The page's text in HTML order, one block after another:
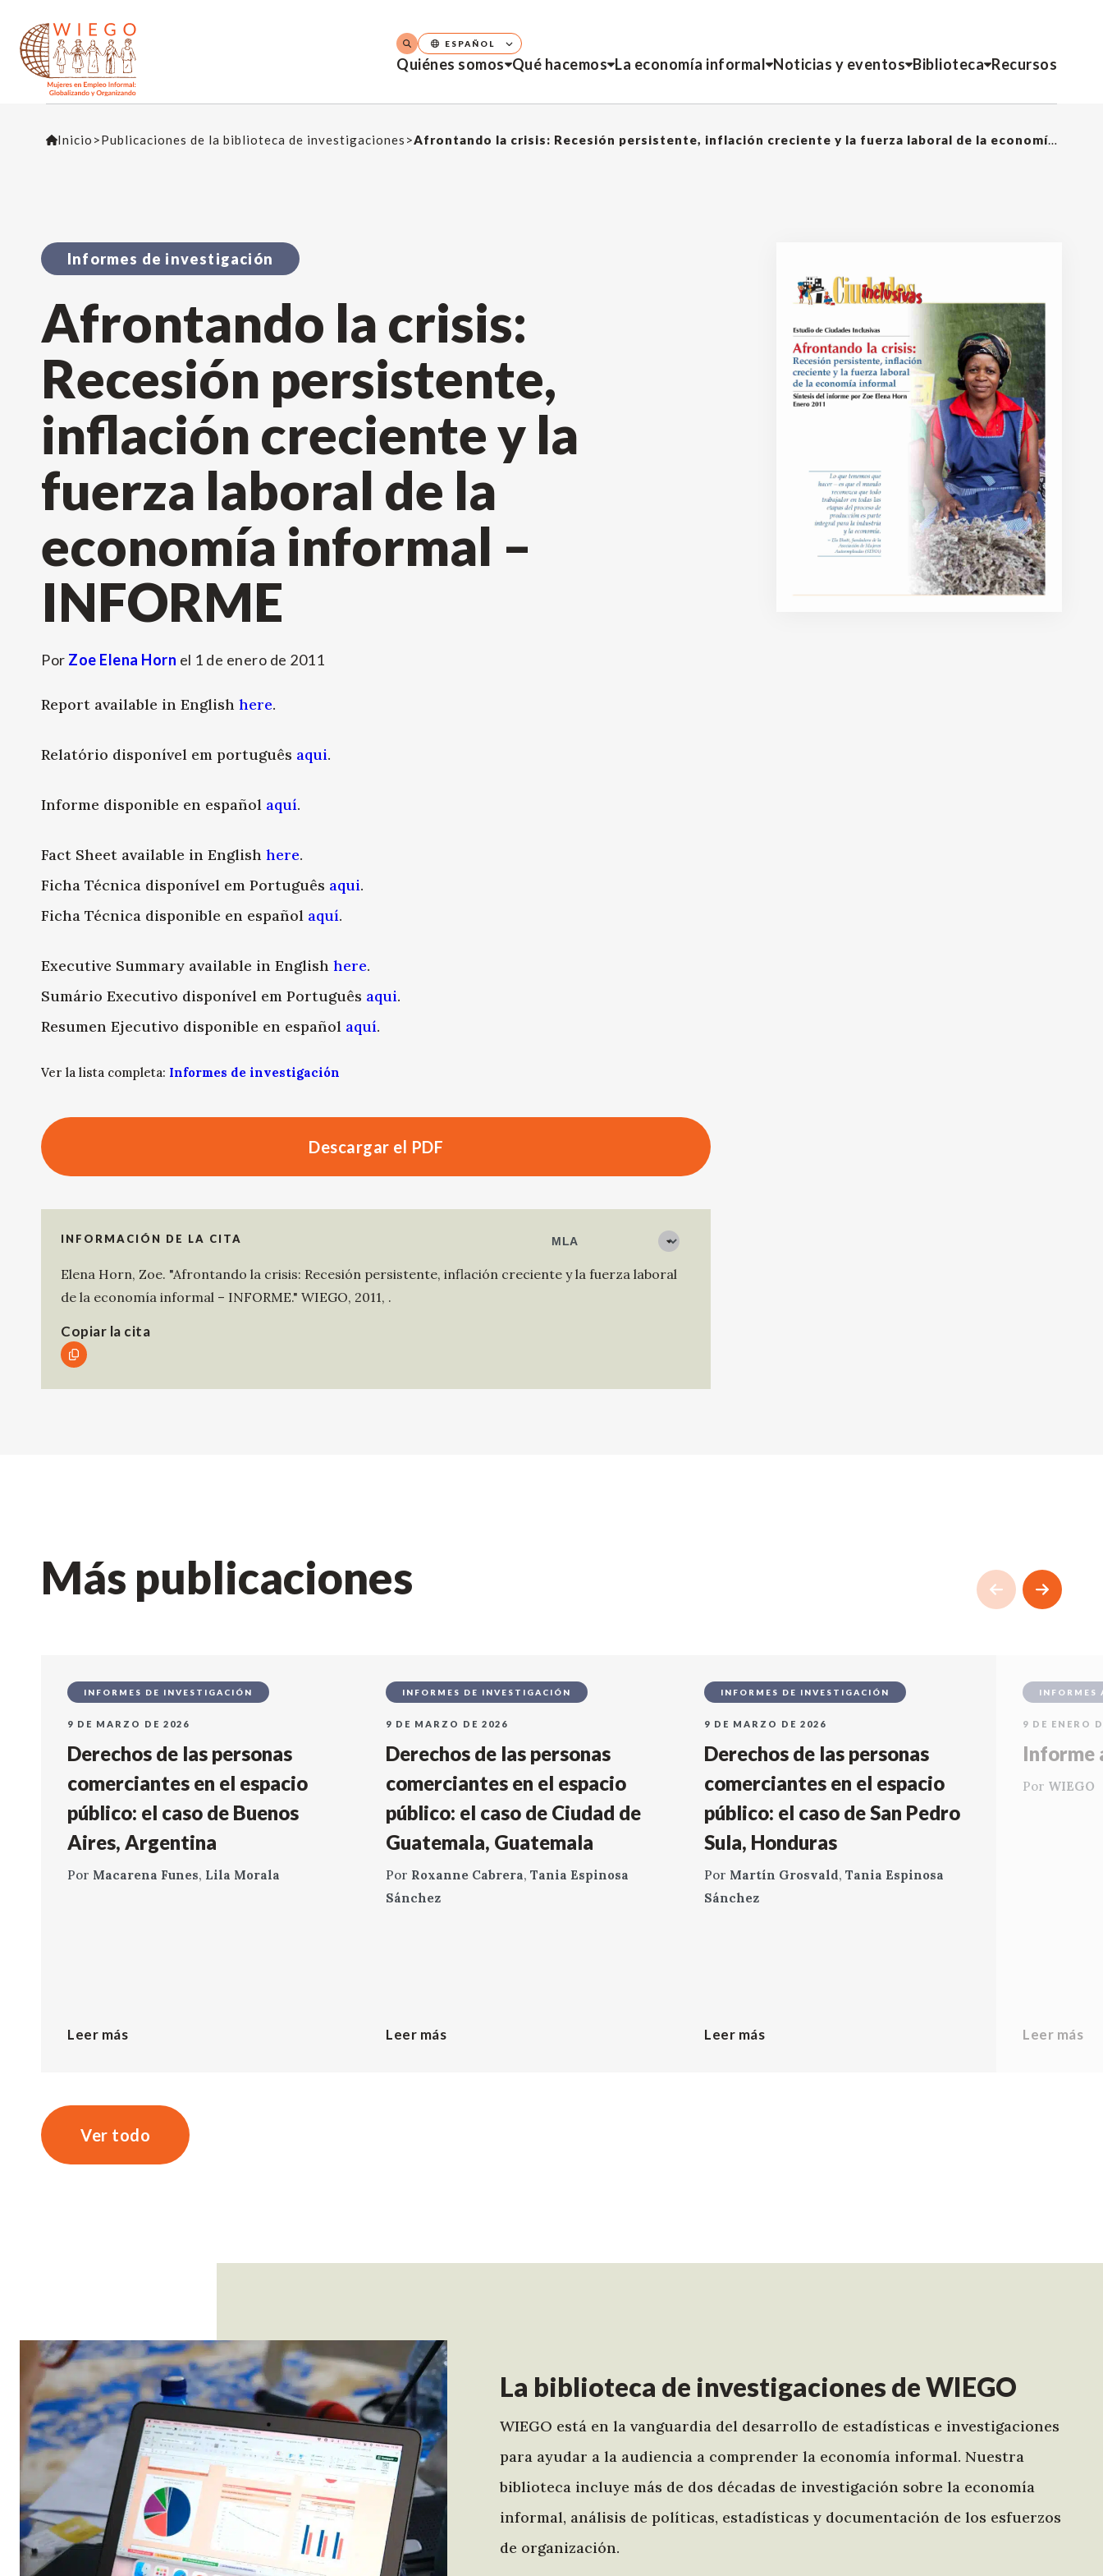
Quiénes somos Qué hacemos La economía informal Noticias y eventos Biblioteca Recursos
ESPAÑOL
Inicio >Publicaciones de la biblioteca de investigaciones > Afrontando la crisis: Recesión persistente, inflación creciente y la fuerza laboral de la economía informal – INFORME
Informes de investigación
Afrontando la crisis:
Recesión persistente,
inflación creciente y la
fuerza laboral de la
economía informal –
INFORME
Por Zoe Elena Horn el 1 de enero de 2011
Report available in English here.
Relatório disponível em português aqui.
Informe disponible en español aquí.
Fact Sheet available in English here.
Ficha Técnica disponível em Português aqui.
Ficha Técnica disponible en español aquí.
Executive Summary available in English here.
Sumário Executivo disponível em Português aqui.
Resumen Ejecutivo disponible en español aquí.
Ver la lista completa: Informes de investigación
Descargar el PDF
INFORMACIÓN DE LA CITA
Elena Horn, Zoe. "Afrontando la crisis: Recesión persistente, inflación creciente y la fuerza laboral
de la economía informal – INFORME." WIEGO, 2011, .
Copiar la cita
Más publicaciones
INFORMES DE INVESTIGACIÓN
9 DE MARZO DE 2026
Derechos de las personas
comerciantes en el espacio
público: el caso de Buenos
Aires, Argentina
Por Macarena Funes, Lila Morala
Leer más
INFORMES DE INVESTIGACIÓN
9 DE MARZO DE 2026
Derechos de las personas
comerciantes en el espacio
público: el caso de Ciudad de
Guatemala, Guatemala
Por Roxanne Cabrera, Tania Espinosa
Sánchez
Leer más
INFORMES DE INVESTIGACIÓN
9 DE MARZO DE 2026
Derechos de las personas
comerciantes en el espacio
público: el caso de San Pedro
Sula, Honduras
Por Martín Grosvald, Tania Espinosa
Sánchez
Leer más
INFORMES
9 DE ENERO
Informe
Por WIEGO
Leer más
Ver todo
La biblioteca de investigaciones de WIEGO
WIEGO está en la vanguardia del desarrollo de estadísticas e investigaciones
para ayudar a la audiencia a comprender la economía informal. Nuestra
biblioteca incluye más de dos décadas de investigación sobre la economía
informal, análisis de políticas, estadísticas y documentación de los esfuerzos
de organización.